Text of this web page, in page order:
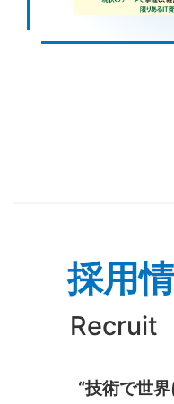
採用
Recruit
“技術で世